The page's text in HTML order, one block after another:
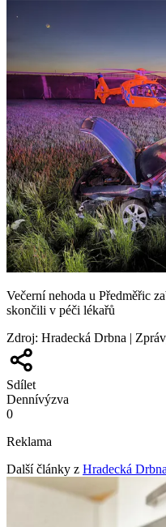
Večerní nehoda u Předměřic
skončili v péči lékařů
Zdroj: Hradecká Drbna |
Sdílet
Dennívýzva
0
Reklama
Další články z Hradecká Drbna